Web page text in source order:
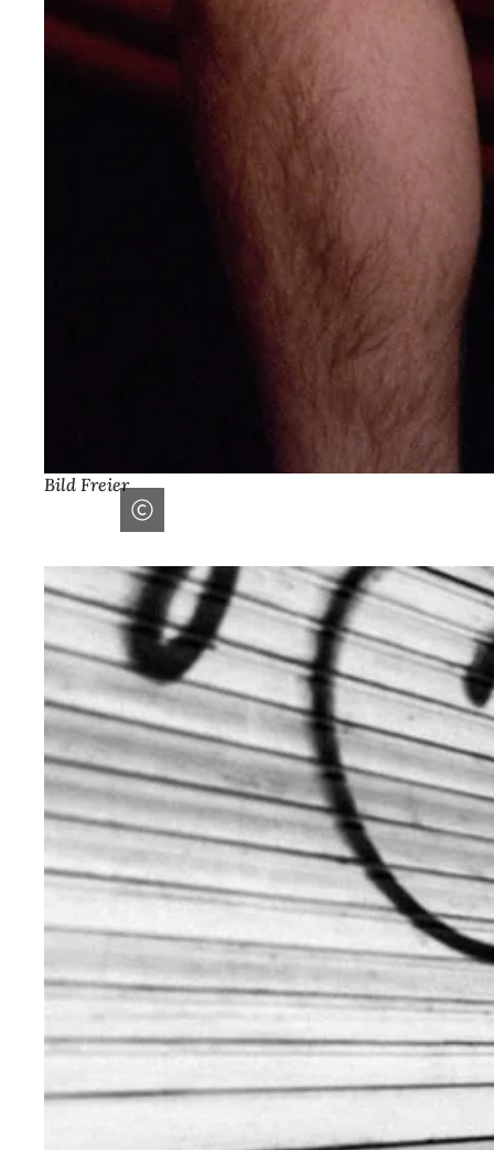
Bild Freier